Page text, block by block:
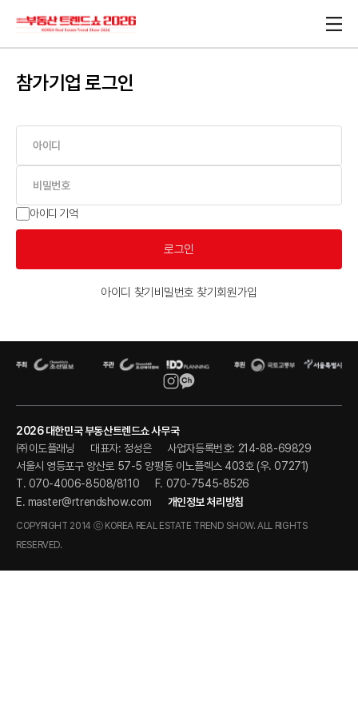
참가기업 로그인
아이디 기억
로그인
아이디 찾기 비밀번호 찾기 회원가입
2026 대한민국 부동산트렌드쇼 사무국
㈜이도플래닝
대표자: 정성은
사업자등록번호: 214-88-69829
서울시 영등포구 양산로 57-5 양평동 이노플렉스 403호 (우. 07271)
T. 070-4006-8508/8110
F. 070-7545-8526
E. master@rtrendshow.com 개인정보 처리방침
COPYRIGHT 2014 ⓒ KOREA REAL ESTATE TREND SHOW. ALL RIGHTS
RESERVED.